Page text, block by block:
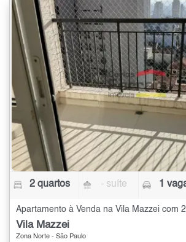
2 quartos - suíte 1
Apartamento à Venda na Vila Mazzei com
Vila Mazzei
Zona Norte - São Paulo